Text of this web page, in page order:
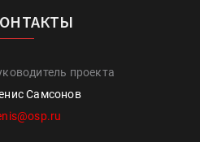
проекта
Самсонов